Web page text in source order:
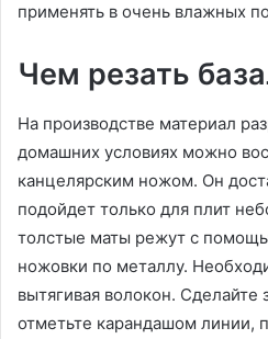
применять в очень влажных
Чем резать
На производстве материал
домашних условиях можно
канцелярским ножом. Он
подойдет только для плит
толстые маты режут с
ножовки по металлу.
вытягивая волокон.
отметьте карандашом линии,